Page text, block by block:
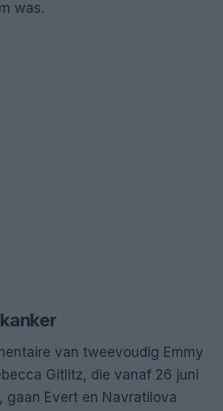
was.
van tweevoudig Emmy
Gitlitz, die vanaf 26 juni
gaan Evert en Navratilova